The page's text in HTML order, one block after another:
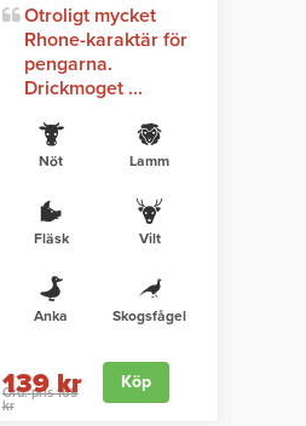
Otroligt mycket
Rhone-karaktär för
pengarna.
Drickmoget ...
Nöt Lamm
Fläsk Vilt
Anka Skogsfågel
Ord. pris 169
kr
139 kr Köp